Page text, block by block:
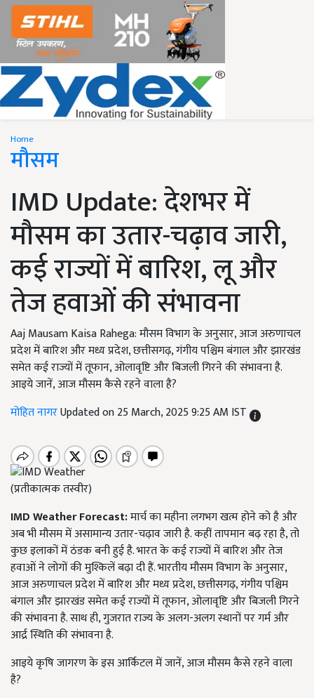
Home
मौसम
IMD Update: देशभर में
मौसम का उतार-चढ़ाव जारी,
कई राज्यों में बारिश, लू और
तेज हवाओं की संभावना
Aaj Mausam Kaisa Rahega: मौसम विभाग के अनुसार, आज अरुणाचल
प्रदेश में बारिश और मध्य प्रदेश, छत्तीसगढ़, गंगीय पश्चिम बंगाल और झारखंड
समेत कई राज्यों में तूफान, ओलावृष्टि और बिजली गिरने की संभावना है.
आइये जानें, आज मौसम कैसे रहने वाला है?
मोहित नागरUpdated on 25 March, 2025 9:25 AM IST
(प्रतीकात्मक तस्वीर)
IMD Weather Forecast:मार्च का महीना लगभग खत्म होने को है और
अब भी मौसम में असामान्य उतार-चढ़ाव जारी है. कहीं तापमान बढ़ रहा है, तो
कुछ इलाकों में ठंडक बनी हुई है. भारत के कई राज्यों में बारिश और तेज
हवाओं ने लोगों की मुश्किलें बढ़ा दी हैं. भारतीय मौसम विभाग के अनुसार,
आज अरुणाचल प्रदेश में बारिश और मध्य प्रदेश, छत्तीसगढ़, गंगीय पश्चिम
बंगाल और झारखंड समेत कई राज्यों में तूफान, ओलावृष्टि और बिजली गिरने
की संभावना है. साथ ही, गुजरात राज्य के अलग-अलग स्थानों पर गर्म और
आर्द्र स्थिति की संभावना है.
आइये कृषि जागरण के इस आर्किटल में जानें, आज मौसम कैसे रहने वाला
है?